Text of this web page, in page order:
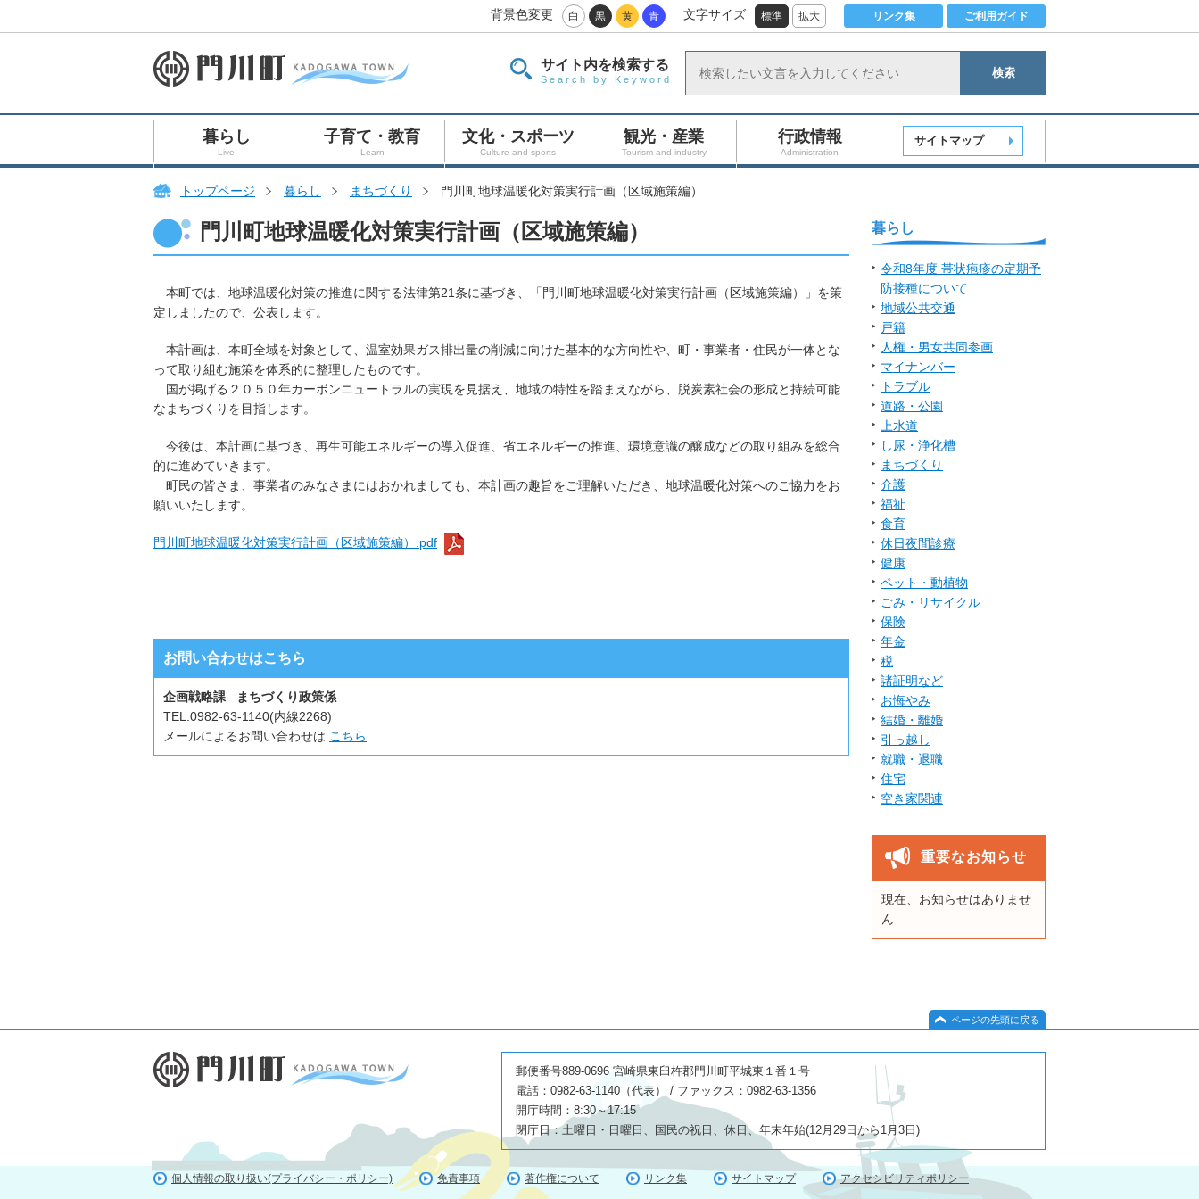
背景色変更 白 黒 黄 青 文字サイズ 標準 拡大 リンク集 ご利用ガイド
サイト内を検索する
Search by Keyword 検索
暮らし
Live
子育て・教育
Learn
文化・スポーツ
Culture and sports
観光・産業
Tourism and industry
行政情報
Administration
サイトマップ
トップページ 暮らし まちづくり 門川町地球温暖化対策実行計画（区域施策編）
門川町地球温暖化対策実行計画（区域施策編）
本町では、地球温暖化対策の推進に関する法律第21条に基づき、「門川町地球温暖化対策実行計画（区域施策編）」を策
定しましたので、公表します。
本計画は、本町全域を対象として、温室効果ガス排出量の削減に向けた基本的な方向性や、町・事業者・住民が一体とな
って取り組む施策を体系的に整理したものです。
国が掲げる２０５０年カーボンニュートラルの実現を見据え、地域の特性を踏まえながら、脱炭素社会の形成と持続可能
なまちづくりを目指します。
今後は、本計画に基づき、再生可能エネルギーの導入促進、省エネルギーの推進、環境意識の醸成などの取り組みを総合
的に進めていきます。
町民の皆さま、事業者のみなさまにはおかれましても、本計画の趣旨をご理解いただき、地球温暖化対策へのご協力をお
願いいたします。
門川町地球温暖化対策実行計画（区域施策編）.pdf
お問い合わせはこちら
企画戦略課 まちづくり政策係
TEL:0982-63-1140(内線2268)
メールによるお問い合わせは こちら
暮らし
令和8年度 帯状疱疹の定期予
防接種について
地域公共交通
戸籍
人権・男女共同参画
マイナンバー
トラブル
道路・公園
上水道
し尿・浄化槽
まちづくり
介護
福祉
食育
休日夜間診療
健康
ペット・動植物
ごみ・リサイクル
保険
年金
税
諸証明など
お悔やみ
結婚・離婚
引っ越し
就職・退職
住宅
空き家関連
重要なお知らせ
現在、お知らせはありませ
ん
ページの先頭に戻る
郵便番号889-0696 宮崎県東臼杵郡門川町平城東１番１号
電話：0982-63-1140（代表） / ファックス：0982-63-1356
開庁時間：8:30～17:15
閉庁日：土曜日・日曜日、国民の祝日、休日、年末年始(12月29日から1月3日)
個人情報の取り扱い(プライバシー・ポリシー) 免責事項 著作権について リンク集 サイトマップ アクセシビリティポリシー